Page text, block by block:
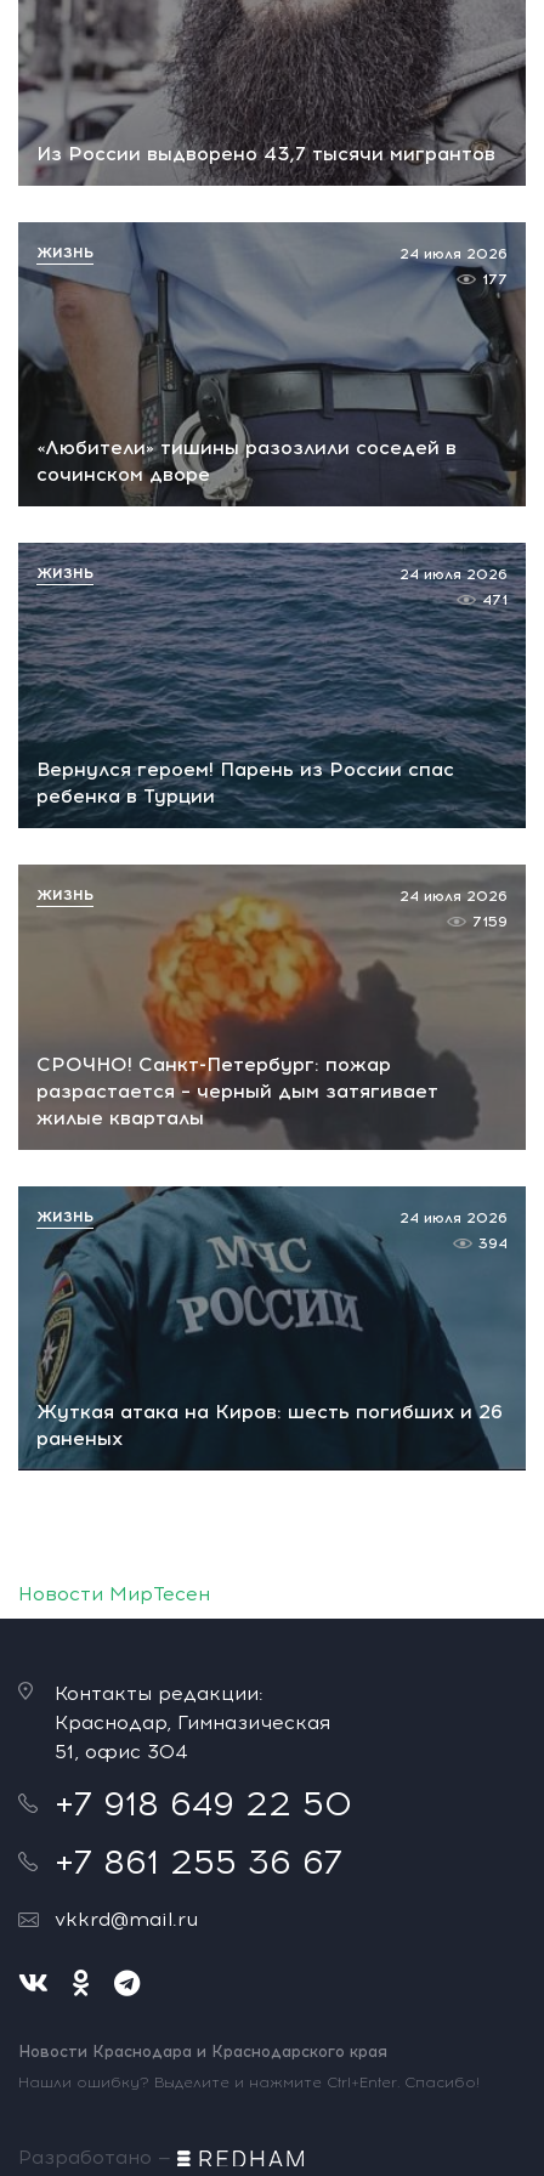
Из России выдворено 43,7 тысячи мигрантов
«Любители» тишины разозлили соседей в
сочинском дворе
24 июля 2026
177
ЖИЗНЬ
Вернулся героем! Парень из России спас
ребенка в Турции
24 июля 2026
471
ЖИЗНЬ
СРОЧНО! Санкт-Петербург: пожар
разрастается – черный дым затягивает
жилые кварталы
24 июля 2026
7159
ЖИЗНЬ
Жуткая атака на Киров: шесть погибших и 26
раненых
24 июля 2026
394
ЖИЗНЬ
Новости МирТесен
Контакты редакции:
Краснодар, Гимназическая
51, офис 304
+7 918 649 22 50
+7 861 255 36 67
vkkrd@mail.ru
Новости Краснодара и Краснодарского края
Нашли ошибку? Выделите и нажмите Ctrl+Enter. Спасибо!
Разработано —